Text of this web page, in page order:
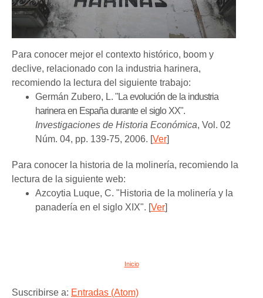
Para conocer mejor el contexto histórico, boom y
declive, relacionado con la industria harinera,
recomiendo la lectura del siguiente trabajo:
Germán Zubero, L. "La evolución de la industria
harinera en España durante el siglo XX".
Investigaciones de Historia Económica, Vol. 02
Núm. 04, pp. 139-75, 2006. [Ver]
Para conocer la historia de la molinería, recomiendo la
lectura de la siguiente web:
Azcoytia Luque, C. "Historia de la molinería y la
panadería en el siglo XIX". [Ver]
Inicio
Suscribirse a: Entradas (Atom)